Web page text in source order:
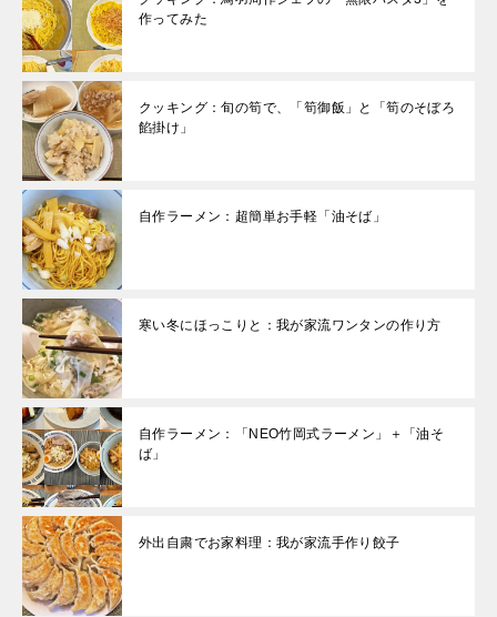
作ってみた
クッキング：旬の筍で、「筍御飯」と「筍のそぼろ
餡掛け」
自作ラーメン：超簡単お手軽「油そば」
寒い冬にほっこりと：我が家流ワンタンの作り方
自作ラーメン：「NEO竹岡式ラーメン」＋「油そ
ば」
外出自粛でお家料理：我が家流手作り餃子